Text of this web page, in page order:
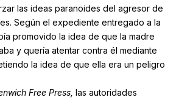
las ideas paranoides del agresor de
Según el expediente entregado a la
promovido la idea de que la madre
y quería atentar contra él mediante
la idea de que ella era un peligro
Free Press, las autoridades